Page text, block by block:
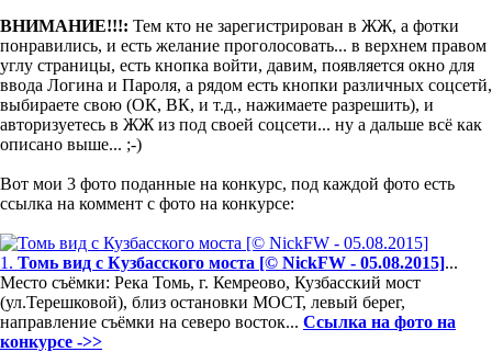
ВНИМАНИЕ!!!: Тем кто не зарегистрирован в ЖЖ, а фотки
понравились, и есть желание проголосовать... в верхнем правом
углу страницы, есть кнопка войти, давим, появляется окно для
ввода Логина и Пароля, а рядом есть кнопки различных соцсетй,
выбираете свою (ОК, ВК, и т.д., нажимаете разрешить), и
авторизуетесь в ЖЖ из под своей соцсети... ну а дальше всё как
описано выше... ;-)
Вот мои 3 фото поданные на конкурс, под каждой фото есть
ссылка на коммент с фото на конкурсе:
1. Томь вид с Кузбасского моста [© NickFW - 05.08.2015]...
Место съёмки: Река Томь, г. Кемреово, Кузбасский мост
(ул.Терешковой), близ остановки МОСТ, левый берег,
направление съёмки на северо восток... Ссылка на фото на
конкурсе ->>